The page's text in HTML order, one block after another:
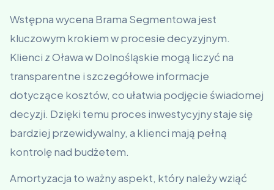
Wstępna wycena Brama Segmentowa jest
kluczowym krokiem w procesie decyzyjnym.
Klienci z Oława w Dolnośląskie mogą liczyć na
transparentne i szczegółowe informacje
dotyczące kosztów, co ułatwia podjęcie świadomej
decyzji. Dzięki temu proces inwestycyjny staje się
bardziej przewidywalny, a klienci mają pełną
kontrolę nad budżetem.
Amortyzacja to ważny aspekt, który należy wziąć